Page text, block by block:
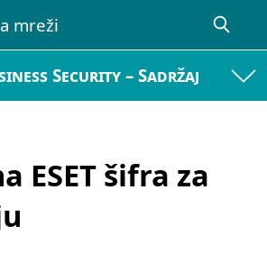
Security – Sadržaj
ESET šifra za